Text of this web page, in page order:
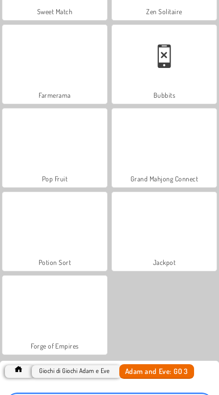
Sweet Match Zen Solitaire
Farmerama Bubbits
Pop Fruit Grand Mahjong Connect
Potion Sort Jackpot
Forge of Empires
Giochi di Giochi Adam e Eve Adam and Eve: GO 3